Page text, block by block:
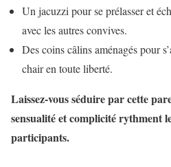
Un jacuzzi pour se prélasser et
avec les autres convives.
Des coins câlins aménagés pour
chair en toute liberté.
Laissez-vous séduire par cette
sensualité et complicité rythment
participants.